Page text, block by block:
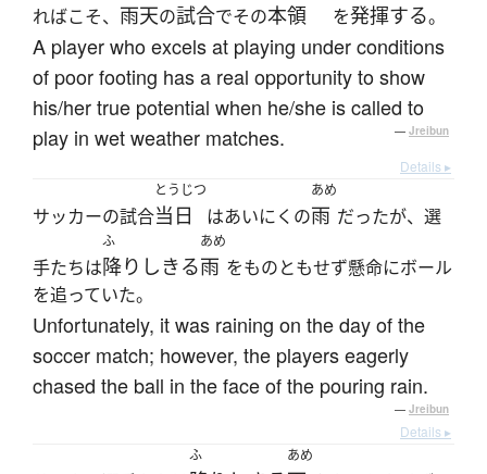
ればこそ、 雨天の試合でその本領 を発揮する。
A player who excels at playing under conditions
of poor footing has a real opportunity to show
his/her true potential when he/she is called to
play in wet weather matches.
— Jreibun
Details ▸
サッカーの試合
とうじつ
当日 はあいにくの
あめ
雨 だったが、選
手たちは
ふ
降りしきる
あめ
雨 をものともせず懸命にボール
を追っていた。
Unfortunately, it was raining on the day of the
soccer match; however, the players eagerly
chased the ball in the face of the pouring rain.
— Jreibun
Details ▸
ふ あめ